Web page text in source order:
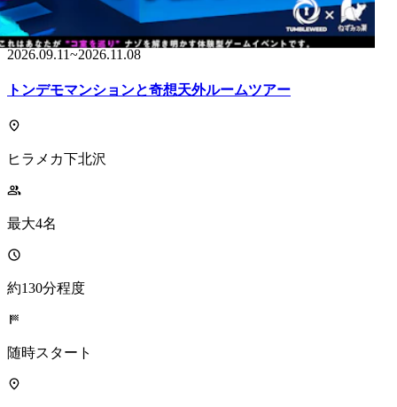
チケット発売中
2026.09.11~2026.11.08
トンデモマンションと奇想天外ルームツアー
ヒラメカ下北沢
最大4名
約130分程度
随時スタート